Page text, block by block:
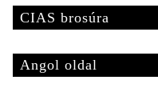
CIAS brosúra
Angol oldal